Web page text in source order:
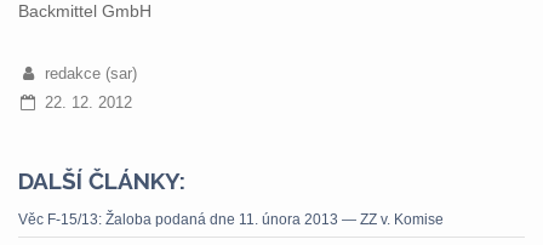
Backmittel GmbH
redakce (sar)
22. 12. 2012
DALŠÍ ČLÁNKY:
Věc F-15/13: Žaloba podaná dne 11. února 2013 — ZZ v. Komise